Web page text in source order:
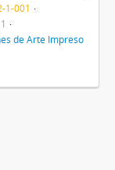
1-001
de Arte Impreso